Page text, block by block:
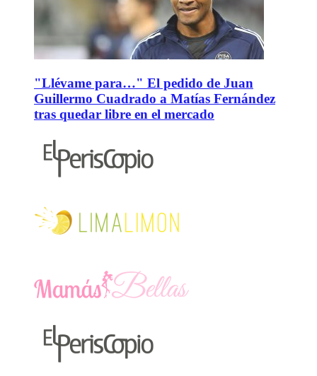
"Llévame para…" El pedido de Juan
Guillermo Cuadrado a Matías Fernández
tras quedar libre en el mercado